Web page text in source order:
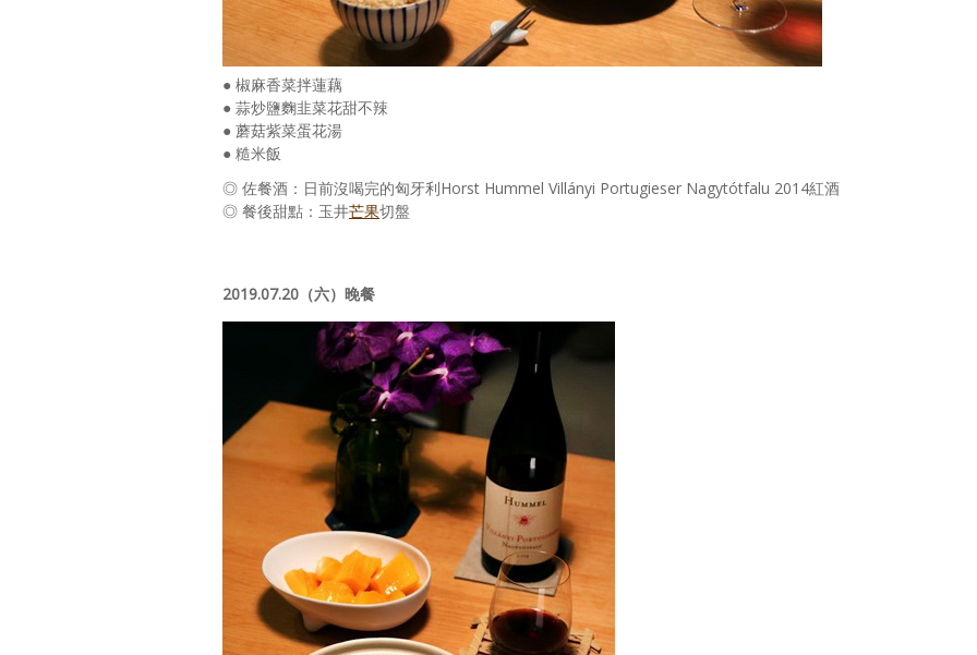
● 椒麻香菜拌蓮藕
● 蒜炒鹽麴韭菜花甜不辣
● 蘑菇紫菜蛋花湯
● 糙米飯
◎ 佐餐酒：日前沒喝完的匈牙利Horst Hummel Villányi Portugieser Nagytótfalu 2014紅酒
◎ 餐後甜點：玉井芒果切盤
2019.07.20（六）晚餐